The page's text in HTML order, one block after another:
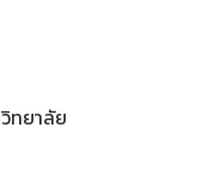
ทยาลัย